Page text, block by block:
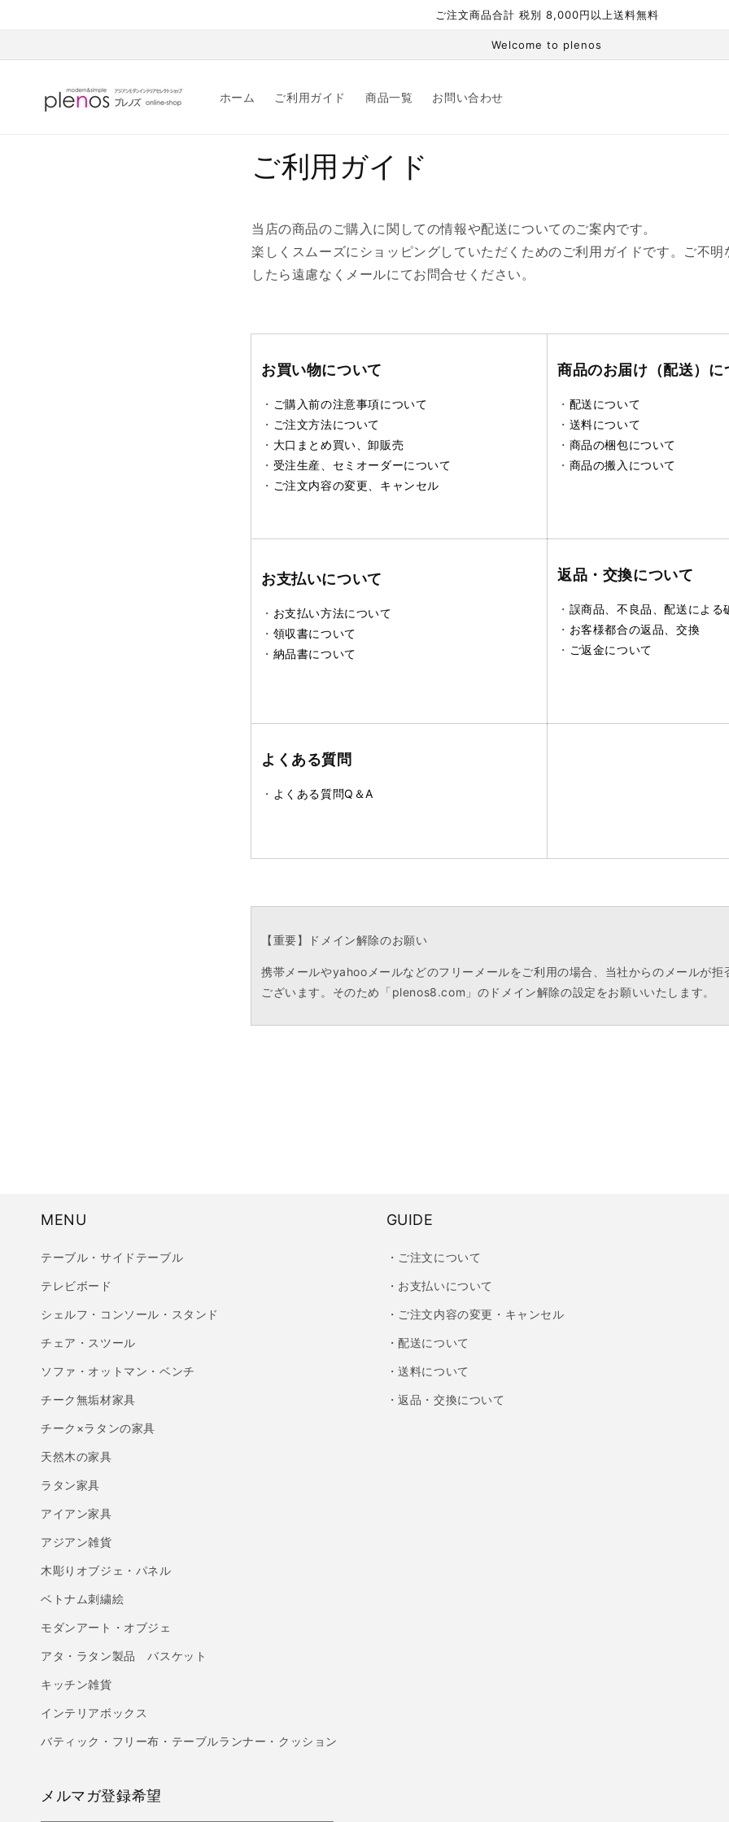
ご注文商品合計 税別 8,000円以上送料無料
Welcome to plenos
ホーム ご利用ガイド 商品一覧 お問い合わせ
ご利用ガイド
当店の商品のご購入に関しての情報や配送についてのご案内です。
楽しくスムーズにショッピングしていただくためのご利用ガイドです。ご不明
したら遠慮なくメールにてお問合せください。
お買い物について
・ ご購入前の注意事項について
・ ご注文方法について
・ 大口まとめ買い、卸販売
・ 受注生産、セミオーダーについて
・ ご注文内容の変更、キャンセル
商品のお届け（配送）に
・ 配送について
・ 送料について
・ 商品の梱包について
・ 商品の搬入について
お支払いについて
・ お支払い方法について
・ 領収書について
・ 納品書について
返品・交換について
・ 誤商品、不良品、配送による
・ お客様都合の返品、交換
・ ご返金について
よくある質問
・ よくある質問Q＆A
【重要】ドメイン解除のお願い
携帯メールやyahooメールなどのフリーメールをご利用の場合、当社からのメールが拒
ございます。そのため「plenos8.com」のドメイン解除の設定をお願いいたします。
MENU
テーブル・サイドテーブル
テレビボード
シェルフ・コンソール・スタンド
チェア・スツール
ソファ・オットマン・ベンチ
チーク無垢材家具
チーク×ラタンの家具
天然木の家具
ラタン家具
アイアン家具
アジアン雑貨
木彫りオブジェ・パネル
ベトナム刺繍絵
モダンアート・オブジェ
アタ・ラタン製品 バスケット
キッチン雑貨
インテリアボックス
バティック・フリー布・テーブルランナー・クッション
GUIDE
・ご注文について
・お支払いについて
・ご注文内容の変更・キャンセル
・配送について
・送料について
・返品・交換について
メルマガ登録希望